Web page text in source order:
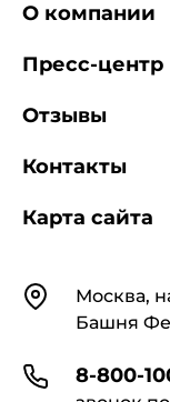
КонтактыМосква,
Башня
8-800-
О компании
Пресс-центр
Отзывы
Контакты
Карта сайта